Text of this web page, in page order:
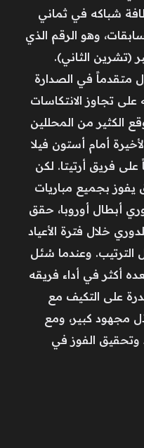
شباكه في ثماني
وهو الرقم الذي
(تشرين الثاني).
متقدماً في الصدارة
تجاوز الانتكاسات
الكثير من المحللين
أمام أستون فيلا
فريق أرتيتا. لكن
يفوز بجميع مباريات
أبطال أوروبا، حقق
خلال فترة الأعياد
الترتيب. وعندما سُئل
أكثر في أداء فريقه
على التكيف مع
مجهود كبير، ومع
وتحقيق الفوز في